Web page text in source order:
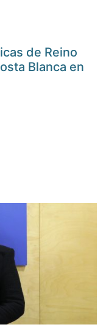
de Reino
Blanca en